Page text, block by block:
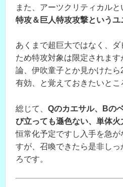
また、アーツクリティカルと
特攻＆巨人特攻攻撃というユ
あくまで超巨大ではなく、ダ
ため特攻対象は限定されま
論、伊吹童子とか見かけた
有効、と覚えておきたいとこ
総じて、 Qのカエサル、Bの
び立っても遜色ない、単体火
恒常化予定ですし入手を急が
すが、召喚できたら是非しっ
ろです。